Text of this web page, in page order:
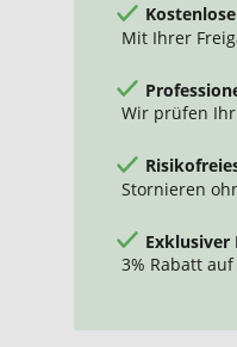
Mit Ihrer
Wir prüfen
Stornieren
Exklusiver
3% Rabatt